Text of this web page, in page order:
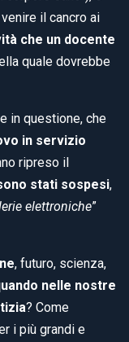
il cancro ai
che un docente
quale dovrebbe
in questione, che
in servizio
ripreso il
stati sospesi,
elettroniche”
, futuro, scienza,
nelle nostre
? Come
i più grandi e